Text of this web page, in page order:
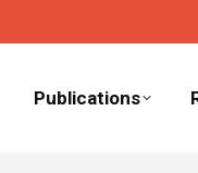
Publications